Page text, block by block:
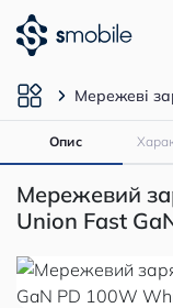
Мережеві
Опис
Мережевий
Union Fast